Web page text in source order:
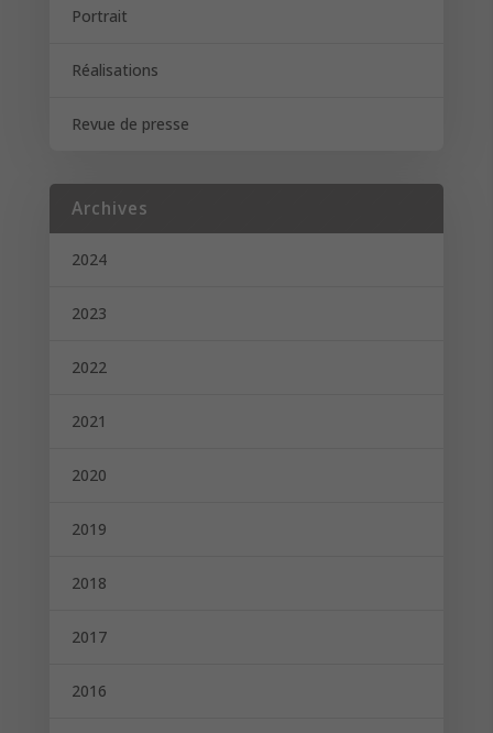
Portrait
Réalisations
Revue de presse
Archives
2024
2023
2022
2021
2020
2019
2018
2017
2016